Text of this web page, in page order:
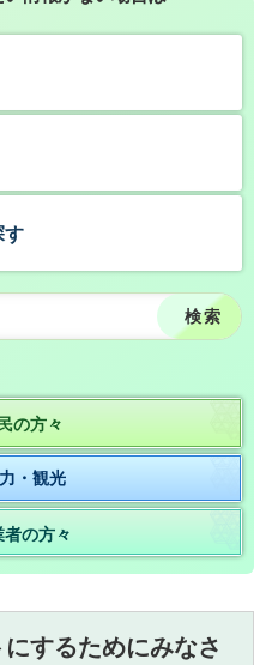
す
の方々
・観光
者の方々
するためにみなさ